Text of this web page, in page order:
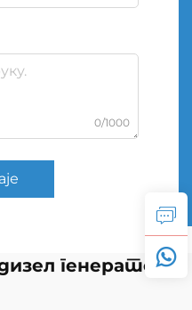
0/1000
генератор